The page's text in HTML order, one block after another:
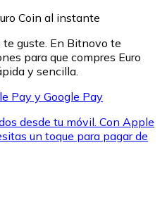
Coin al instante
te guste. En Bitnovo te
para que compres Euro
y sencilla.
Pay y Google Pay
desde tu móvil. Con Apple
un toque para pagar de